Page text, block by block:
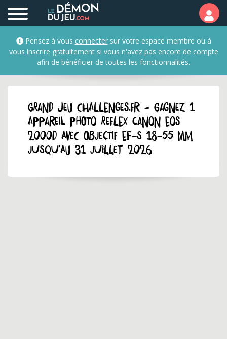
Pensez à vous connectersur votre espace membre ou à
vous inscrire gratuitement si vous n'avez pas encore de compte
afin de bénéficier de toutes les fonctionnalités.
GRAND JEU challenges.fr - Gagnez 1
appareil photo reflex Canon EOS
2000D avec objectif EF-S 18-55 mm
jusqu'au 31 juillet 2026